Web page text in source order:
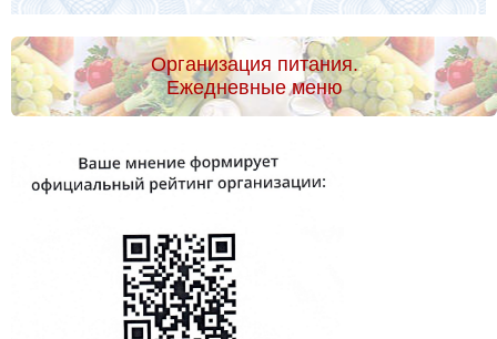
Организация питания.
Ежедневные меню